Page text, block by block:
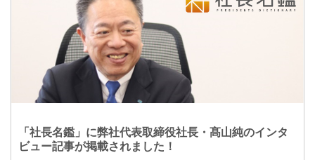
「社長名鑑」に弊社代表取締役社長・髙山純のインタ
ビュー記事が掲載されました！